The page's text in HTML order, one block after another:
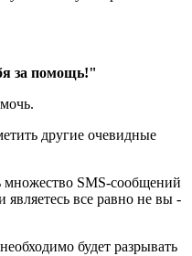
за помощь!"
другие очевидные
множество SMS-сообщений
все равно не вы -
будет разрывать